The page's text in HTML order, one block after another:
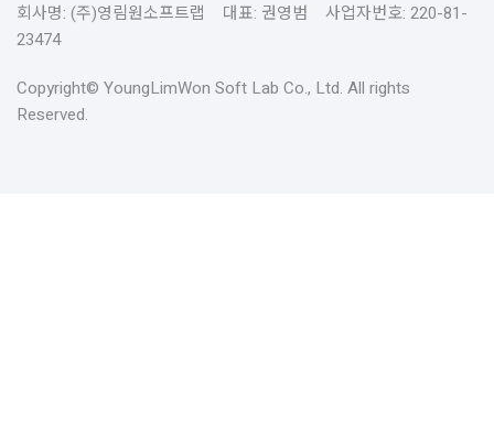
회사명: (주)영림원소프트랩 대표: 권영범 사업자번호: 220-81-
23474
Copyright© YoungLimWon Soft Lab Co., Ltd. All rights
Reserved.